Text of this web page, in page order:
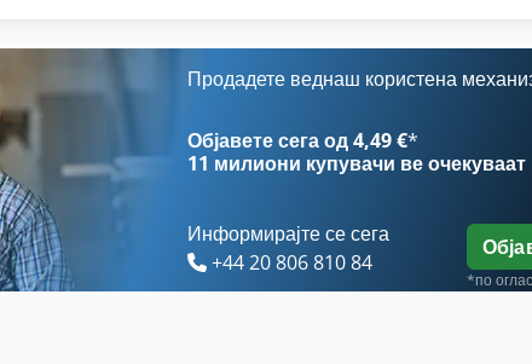
Машина За Обработка На Лим
Продадете веднаш користена
Објавете сега од 4,49 €*
11 милиони купувачи ве очекуваат
Информирајте се сега
+44 20 806 810 84
*по